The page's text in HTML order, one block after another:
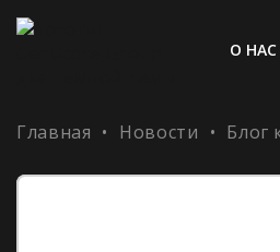
О НАС
Главная • Новости • Блог